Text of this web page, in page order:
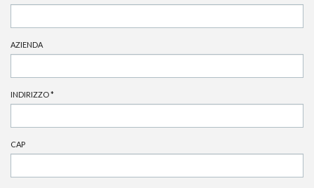
AZIENDA
INDIRIZZO*
CAP